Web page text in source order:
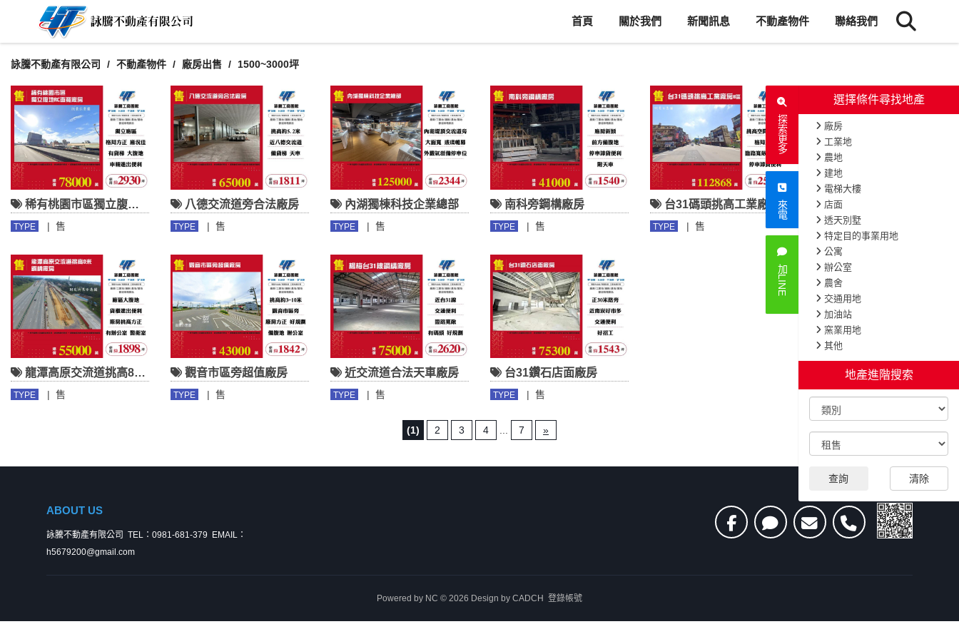
首頁 關於我們 新聞訊息 不動產物件 聯絡我們
選擇條件尋找地產
廠房
工業地
農地
建地
電梯大樓
店面
透天別墅
特定目的事業用地
公寓
辦公室
農舍
交通用地
加油站
窯業用地
其他
地產進階搜索
查詢 清除
探索更多
來電
加LINE
詠騰不動產有限公司 不動產物件 廠房出售 1500~3000坪
稀有桃園市區獨立腹地RC面寬廠房
TYPE | 售
八德交流道旁合法廠房
TYPE | 售
內湖獨棟科技企業總部
TYPE | 售
南科旁鋼構廠房
TYPE | 售
台31碼頭挑高工業廠房B區
TYPE | 售
台31大腹地碼頭挑高廠房
TYPE |售
龍潭高原交流道挑高8米鋼構廠房
TYPE | 售
觀音市區旁超值廠房
TYPE | 售
近交流道合法天車廠房
TYPE | 售
台31鑽石店面廠房
TYPE | 售
(1) 2 3 4 7 »
ABOUT US
詠騰不動產有限公司 TEL：0981-681-379
EMAIL：
h5679200@gmail.com
Powered by NC © 2026 Design by CADCH 登錄帳號